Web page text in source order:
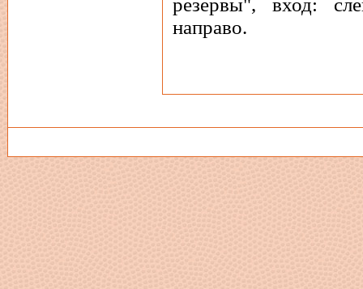
резервы", вход:
направо.